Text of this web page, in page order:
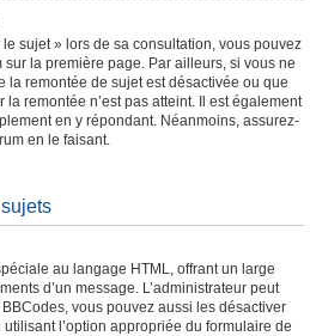
sujet » lors de sa consultation, vous pouvez
la première page. Par ailleurs, si vous ne
la remontée de sujet est désactivée ou que
la remontée n’est pas atteint. Il est également
en y répondant. Néanmoins, assurez-
en le faisant.
au langage HTML, offrant un large
d’un message. L’administrateur peut
vous pouvez aussi les désactiver
l’option appropriée du formulaire de